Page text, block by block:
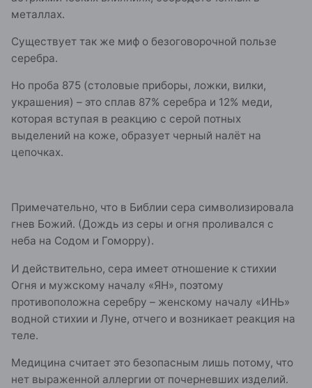
металлах.
Существует так же миф о безоговорочной пользе
серебра.
Но проба 875 (столовые приборы, ложки, вилки,
украшения) – это сплав 87% серебра и 12% меди,
которая вступая в реакцию с серой потных
выделений на коже, образует черный налёт на
цепочках.
Примечательно, что в Библии сера символизировала
гнев Божий. (Дождь из серы и огня проливался с
неба на Содом и Гоморру).
И действительно, сера имеет отношение к стихии
Огня и мужскому началу «ЯН», поэтому
противоположна серебру – женскому началу «ИНЬ»
водной стихии и Луне, отчего и возникает реакция на
теле.
Медицина считает это безопасным лишь потому, что
нет выраженной аллергии от почерневших изделий.